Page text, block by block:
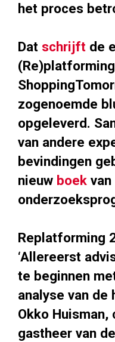
het proces
Dat schrijft de
zogenoemde
opgeleverd.
van andere
bevindingen
nieuw boek
Replatforming
‘Allereerst
te beginnen
analyse van de
Okko
gastheer van